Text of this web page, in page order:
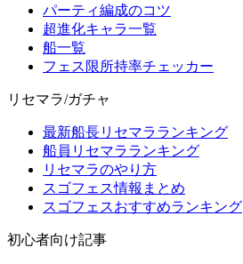
パーティ編成のコツ
超進化キャラ一覧
船一覧
フェス限所持率チェッカー
リセマラ/ガチャ
最新船長リセマラランキング
船員リセマラランキング
リセマラのやり方
スゴフェス情報まとめ
スゴフェスおすすめランキング
初心者向け記事